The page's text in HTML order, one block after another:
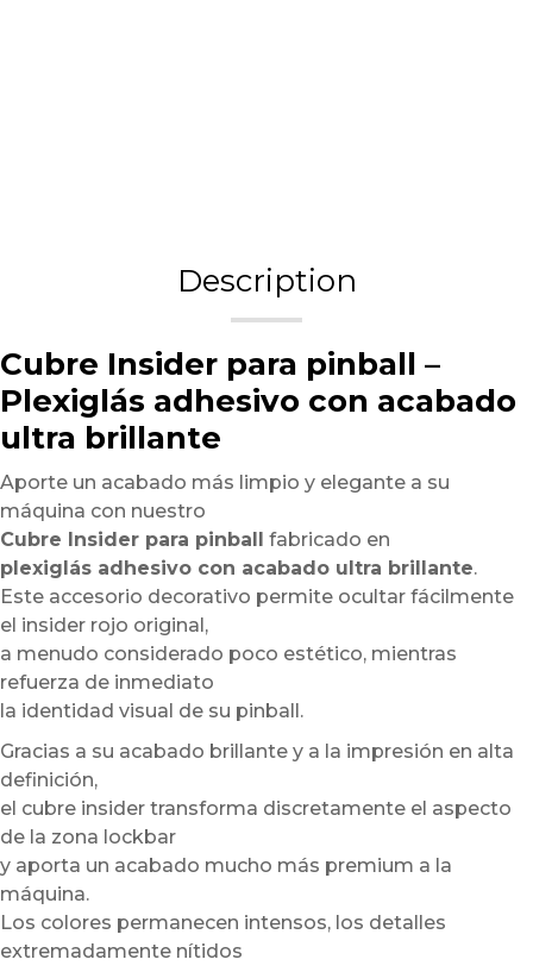
Description
Cubre Insider para pinball –
Plexiglás adhesivo con acabado
ultra brillante
Aporte un acabado más limpio y elegante a su
máquina con nuestro
Cubre Insider para pinball fabricado en
plexiglás adhesivo con acabado ultra brillante.
Este accesorio decorativo permite ocultar fácilmente
el insider rojo original,
a menudo considerado poco estético, mientras
refuerza de inmediato
la identidad visual de su pinball.
Gracias a su acabado brillante y a la impresión en alta
definición,
el cubre insider transforma discretamente el aspecto
de la zona lockbar
y aporta un acabado mucho más premium a la
máquina.
Los colores permanecen intensos, los detalles
extremadamente nítidos